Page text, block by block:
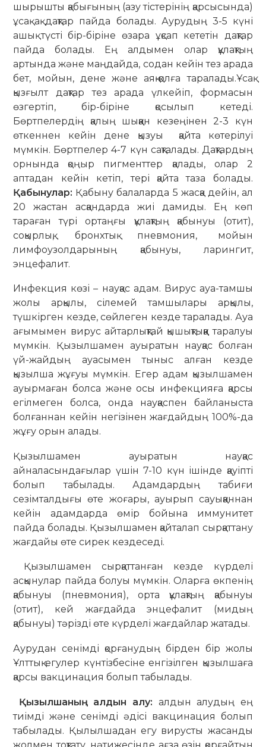
шырышты қабығының (азу тістерінің қарсысында)
ұсақ ақ дақтар пайда болады. Аурудың 3-5 күні
ашық түсті бір-біріне өзара ұқсап кететін дақтар
пайда болады. Ең алдымен олар құлақтың
артында және маңдайда, содан кейін тез арада
бет, мойын, дене және аяқ-қолға таралады.Ұсақ
қызғылт дақтар тез арада үлкейіп, формасын
өзгертіп, бір-біріне қосылып кетеді.
Бөртпелердің қалың шыққан кезеңінен 2-3 күн
өткеннен кейін дене қызуы қайта көтерілуі
мүмкін. Бөртпелер 4-7 күн сақталады. Дақтардың
орнында қоңыр пигменттер қалады, олар 2
аптадан кейін кетіп, тері қайта таза болады.
Қабынулар: Қабыну балаларда 5 жасқа дейін, ал
20 жастан асқандарда жиі дамиды. Ең көп
тараған түрі ортаңғы құлақтың қабынуы (отит),
соқырлық, бронхтық пневмония, мойын
лимфоузолдарының қабынуы, ларингит,
энцефалит.
Инфекция көзі – науқас адам. Вирус ауа-тамшы
жолы арқылы, сілемей тамшылары арқылы,
түшкірген кезде, сөйлеген кезде таралады. Ауа
ағымымен вирус айтарлықтай қышықтықққа таралуы
мүмкін. Қызылшамен ауыратын науқас болған
үй-жайдың ауасымен тыныс алған кезде
қызылша жұғуы мүмкін. Егер адам қызылшамен
ауырмаған болса және осы инфекцияға қарсы
егілмеген болса, онда науқаспен байланыста
болғаннан кейін негізінен жағдайдың 100%-да
жұғу орын алады.
Қызылшамен ауыратын науқас
айналасындағылар үшін 7-10 күн ішінде қауіпті
болып табылады. Адамдардың табиғи
сезімталдығы өте жоғары, ауырып сауыққаннан
кейін адамдарда өмір бойына иммунитет
пайда болады. Қызылшамен қайталап сырқаттану
жағдайы өте сирек кездеседі.
Қызылшамен сырқаттанған кезде күрделі
асқынулар пайда болуы мүмкін. Оларға өкпенің
қабынуы (пневмония), орта құлақтың қабынуы
(отит), кей жағдайда энцефалит (мидың
қабынуы) тәрізді өте күрделі жағдайлар жатады.
Аурудан сенімді қорғанудың бірден бір жолы
Ұлттық егулер күнтізбесіне енгізілген қызылшаға
қарсы вакцинация болып табылады.
Қызылшаның алдын алу: алдын алудың ең
тиімді және сенімді әдісі вакцинация болып
табылады. Қылылшадан егу вирусты жасанды
жолмен тоқтату, нәтижесінде ағза өзін қорғайтын